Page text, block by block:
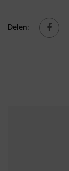
Delen: